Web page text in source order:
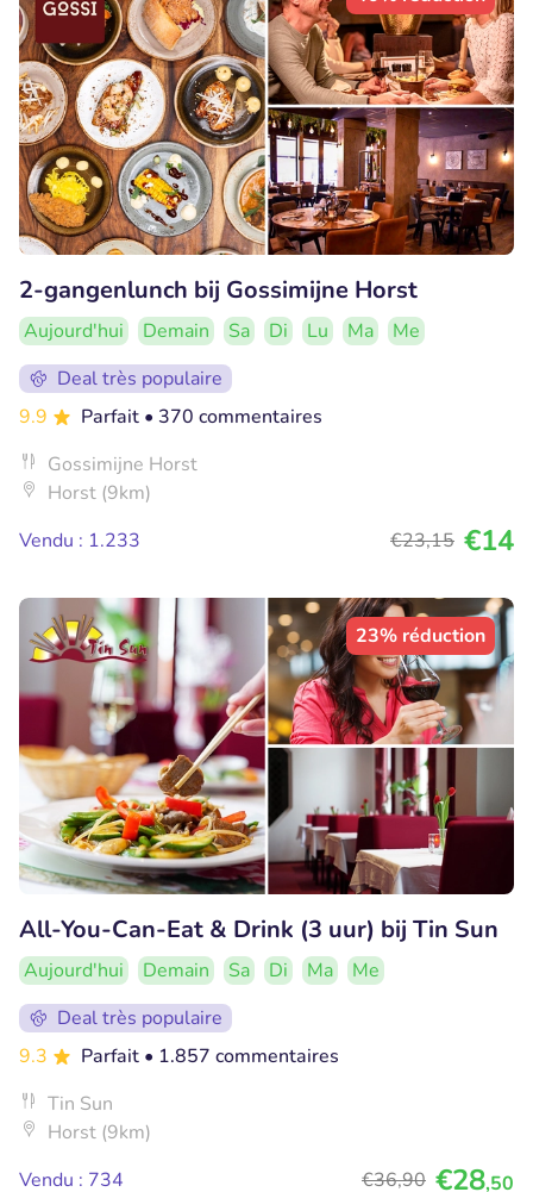
2-gangenlunch bij Gossimijne Horst
Aujourd'hui Demain Sa Di Lu Ma
Me
Deal très populaire
9.9
Parfait • 370 commentaires
Gossimijne Horst
Horst (9km)
Vendu : 1.233
€23,15 €14
23% réduction
All-You-Can-Eat & Drink (3 uur) bij Tin Sun
Aujourd'hui Demain Sa Di Ma
Me
Deal très populaire
9.3
Parfait • 1.857 commentaires
Tin Sun
Horst (9km)
Vendu : 734
€36,90 €28,50